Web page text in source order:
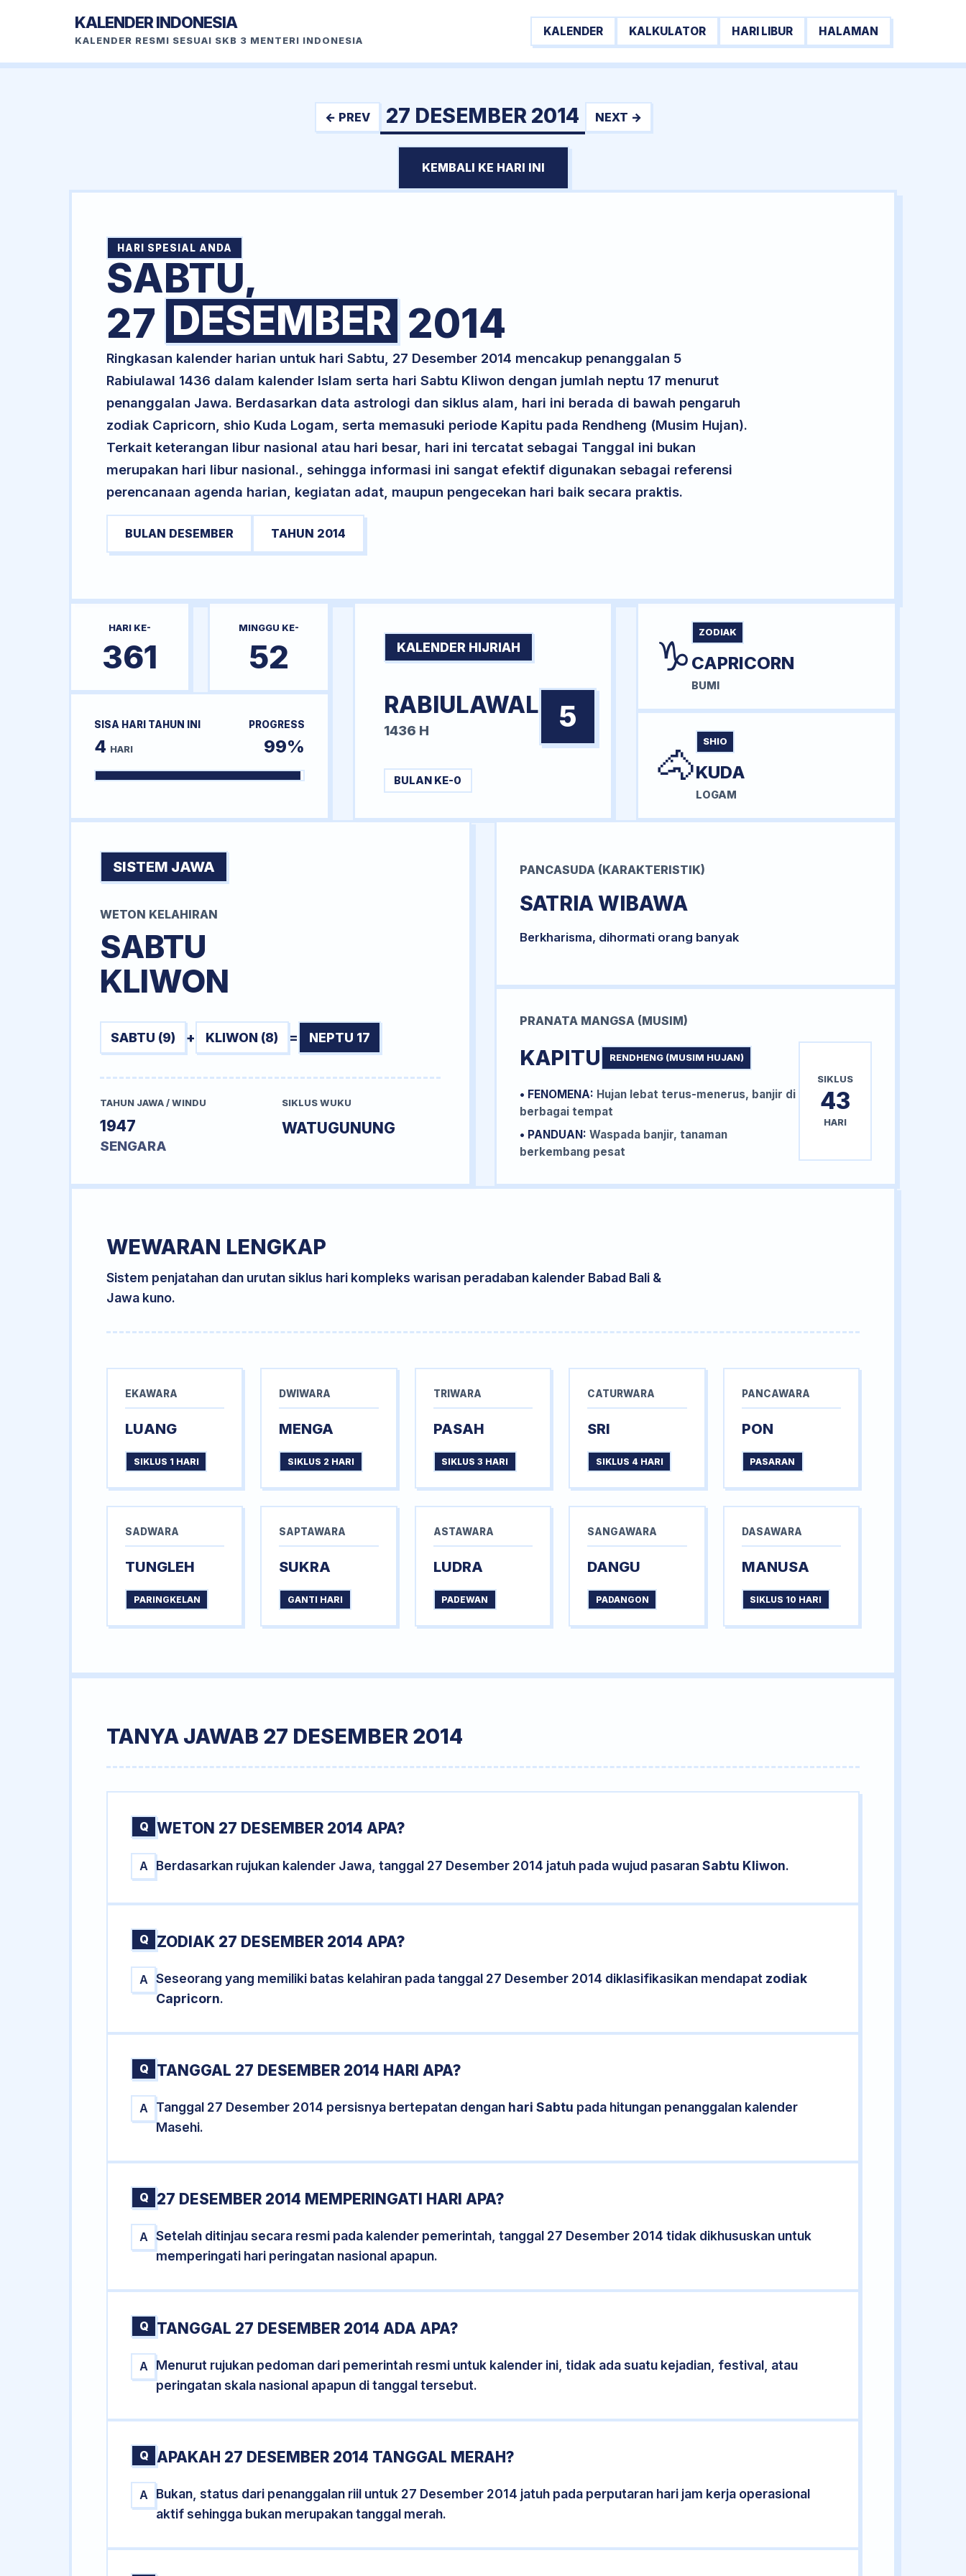
KALENDER INDONESIA
KALENDER RESMI SESUAI SKB 3 MENTERI INDONESIA
KALENDER KALKULATOR HARI LIBUR HALAMAN
← PREV 27 DESEMBER 2014 NEXT →
KEMBALI KE HARI INI
HARI SPESIAL ANDA
SABTU,
27 DESEMBER 2014
Ringkasan kalender harian untuk hari Sabtu, 27 Desember 2014 mencakup penanggalan 5
Rabiulawal 1436 dalam kalender Islam serta hari Sabtu Kliwon dengan jumlah neptu 17 menurut
penanggalan Jawa. Berdasarkan data astrologi dan siklus alam, hari ini berada di bawah pengaruh
zodiak Capricorn, shio Kuda Logam, serta memasuki periode Kapitu pada Rendheng (Musim Hujan).
Terkait keterangan libur nasional atau hari besar, hari ini tercatat sebagai Tanggal ini bukan
merupakan hari libur nasional., sehingga informasi ini sangat efektif digunakan sebagai referensi
perencanaan agenda harian, kegiatan adat, maupun pengecekan hari baik secara praktis.
BULAN DESEMBER TAHUN 2014
HARI KE-
361
MINGGU KE-
52
SISA HARI TAHUN INI
4 HARI
PROGRESS
99%
KALENDER HIJRIAH
RABIULAWAL
1436 H 5
BULAN KE-0
♑ ZODIAK
CAPRICORN
BUMI
🐴 SHIO
KUDA
LOGAM
SISTEM JAWA
WETON KELAHIRAN
SABTU
KLIWON
SABTU (9) + KLIWON (8) = NEPTU 17
TAHUN JAWA / WINDU
1947
SENGARA
SIKLUS WUKU
WATUGUNUNG
PANCASUDA (KARAKTERISTIK)
SATRIA WIBAWA
Berkharisma, dihormati orang banyak
PRANATA MANGSA (MUSIM)
KAPITU RENDHENG (MUSIM HUJAN)
• FENOMENA: Hujan lebat terus-menerus, banjir di
berbagai tempat
• PANDUAN: Waspada banjir, tanaman
berkembang pesat
SIKLUS
43
HARI
WEWARAN LENGKAP
Sistem penjatahan dan urutan siklus hari kompleks warisan peradaban kalender Babad Bali &
Jawa kuno.
EKAWARA
LUANG
SIKLUS 1 HARI
DWIWARA
MENGA
SIKLUS 2 HARI
TRIWARA
PASAH
SIKLUS 3 HARI
CATURWARA
SRI
SIKLUS 4 HARI
PANCAWARA
PON
PASARAN
SADWARA
TUNGLEH
PARINGKELAN
SAPTAWARA
SUKRA
GANTI HARI
ASTAWARA
LUDRA
PADEWAN
SANGAWARA
DANGU
PADANGON
DASAWARA
MANUSA
SIKLUS 10 HARI
TANYA JAWAB 27 DESEMBER 2014
Q WETON 27 DESEMBER 2014 APA?
A Berdasarkan rujukan kalender Jawa, tanggal 27 Desember 2014 jatuh pada wujud pasaranSabtu Kliwon.
Q ZODIAK 27 DESEMBER 2014 APA?
A Seseorang yang memiliki batas kelahiran pada tanggal 27 Desember 2014 diklasifikasikan mendapat zodiak
Capricorn.
Q TANGGAL 27 DESEMBER 2014 HARI APA?
A Tanggal 27 Desember 2014 persisnya bertepatan dengan hari Sabtu pada hitungan penanggalan kalender
Masehi.
Q 27 DESEMBER 2014 MEMPERINGATI HARI APA?
A Setelah ditinjau secara resmi pada kalender pemerintah, tanggal 27 Desember 2014 tidak dikhususkan untuk
memperingati hari peringatan nasional apapun.
Q TANGGAL 27 DESEMBER 2014 ADA APA?
A
Menurut rujukan pedoman dari pemerintah resmi untuk kalender ini, tidak ada suatu kejadian, festival, atau
peringatan skala nasional apapun di tanggal tersebut.
Q APAKAH 27 DESEMBER 2014 TANGGAL MERAH?
A
Bukan, status dari penanggalan riil untuk 27 Desember 2014 jatuh pada perputaran hari jam kerja operasional
aktif sehingga bukan merupakan tanggal merah.